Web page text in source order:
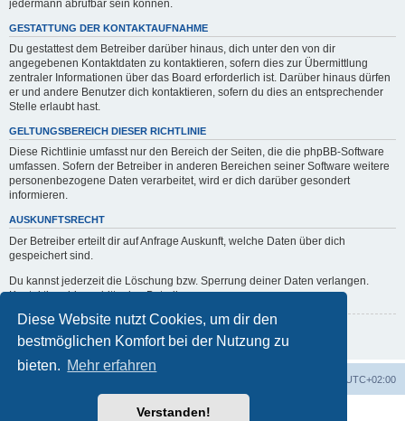
Diese Website nutzt Cookies, um dir den
bestmöglichen Komfort bei der Nutzung zu
bieten. Mehr erfahren
Verstanden!
jedermann abrufbar sein können.
GESTATTUNG DER KONTAKTAUFNAHME
Du gestattest dem Betreiber darüber hinaus, dich unter den von dir
angegebenen Kontaktdaten zu kontaktieren, sofern dies zur Übermittlung
zentraler Informationen über das Board erforderlich ist. Darüber hinaus dürfen
er und andere Benutzer dich kontaktieren, sofern du dies an entsprechender
Stelle erlaubt hast.
GELTUNGSBEREICH DIESER RICHTLINIE
Diese Richtlinie umfasst nur den Bereich der Seiten, die die phpBB-Software
umfassen. Sofern der Betreiber in anderen Bereichen seiner Software weitere
personenbezogene Daten verarbeitet, wird er dich darüber gesondert
informieren.
AUSKUNFTSRECHT
Der Betreiber erteilt dir auf Anfrage Auskunft, welche Daten über dich
gespeichert sind.
Du kannst jederzeit die Löschung bzw. Sperrung deiner Daten verlangen.
Kontaktiere hierzu bitte den Betreiber.
Zurück zur vorherigen Seite
UTC+02:00
Powered byphpBB® Forum Software © phpBB Limited